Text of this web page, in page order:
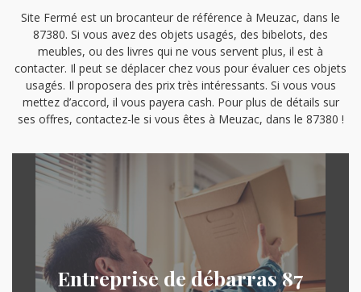
Site Fermé est un brocanteur de référence à Meuzac, dans le
87380. Si vous avez des objets usagés, des bibelots, des
meubles, ou des livres qui ne vous servent plus, il est à
contacter. Il peut se déplacer chez vous pour évaluer ces objets
usagés. Il proposera des prix très intéressants. Si vous vous
mettez d’accord, il vous payera cash. Pour plus de détails sur
ses offres, contactez-le si vous êtes à Meuzac, dans le 87380 !
Entreprise de débarras 87